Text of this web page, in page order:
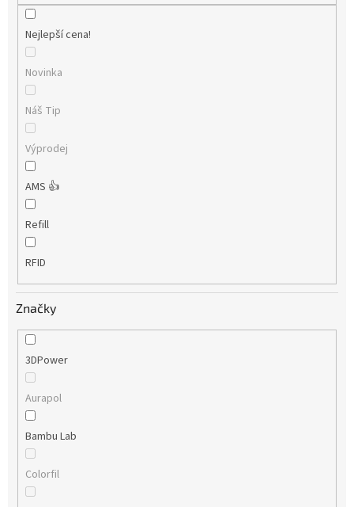
Nejlepší cena!
Novinka
Náš Tip
Výprodej
AMS 👍
Refill
RFID
Značky
3DPower
Aurapol
Bambu Lab
Colorfil